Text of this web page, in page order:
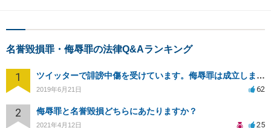
名誉毀損罪・侮辱罪の法律Q&Aランキング
1 ツイッターで誹謗中傷を受けています。侮辱罪は成立しますか？
2019年6月21日 62
2 侮辱罪と名誉毀損どちらにあたりますか？
2021年4月12日 25